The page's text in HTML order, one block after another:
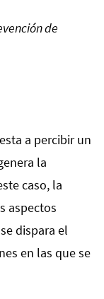
de
a percibir un
la
caso, la
aspectos
dispara el
en las que se